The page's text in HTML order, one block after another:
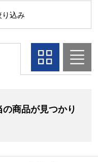
り込み
商品が見つかり